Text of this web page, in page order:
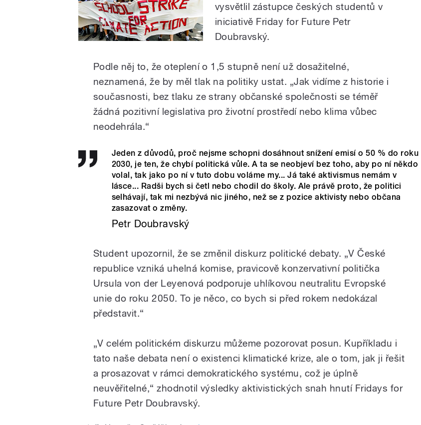
vysvětlil zástupce českých studentů v
iniciativě Friday for Future Petr
Doubravský.
Podle něj to, že oteplení o 1,5 stupně není už dosažitelné,
neznamená, že by měl tlak na politiky ustat. „Jak vidíme z historie i
současnosti, bez tlaku ze strany občanské společnosti se téměř
žádná pozitivní legislativa pro životní prostředí nebo klima vůbec
neodehrála.“
Jeden z důvodů, proč nejsme schopni dosáhnout snížení emisí o 50 % do roku
2030, je ten, že chybí politická vůle. A ta se neobjeví bez toho, aby po ní někdo
volal, tak jako po ní v tuto dobu voláme my... Já také aktivismus nemám v
lásce... Radši bych si četl nebo chodil do školy. Ale právě proto, že politici
selhávají, tak mi nezbývá nic jiného, než se z pozice aktivisty nebo občana
zasazovat o změny.
Petr Doubravský
Student upozornil, že se změnil diskurz politické debaty. „V České
republice vzniká uhelná komise, pravicově konzervativní politička
Ursula von der Leyenová podporuje uhlíkovou neutralitu Evropské
unie do roku 2050. To je něco, co bych si před rokem nedokázal
představit.“
„V celém politickém diskurzu můžeme pozorovat posun. Kupříkladu i
tato naše debata není o existenci klimatické krize, ale o tom, jak ji řešit
a prosazovat v rámci demokratického systému, což je úplně
neuvěřitelné,“ zhodnotil výsledky aktivistických snah hnutí Fridays for
Future Petr Doubravský.